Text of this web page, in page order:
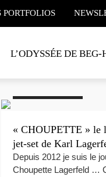
PORTFOLIOS
L’ODYSSÉE DE BEG-
#Chanel #Chat
« CHOUPETTE » le
jet-set de Karl
Depuis 2012 je suis le
Choupette Lagerfeld …